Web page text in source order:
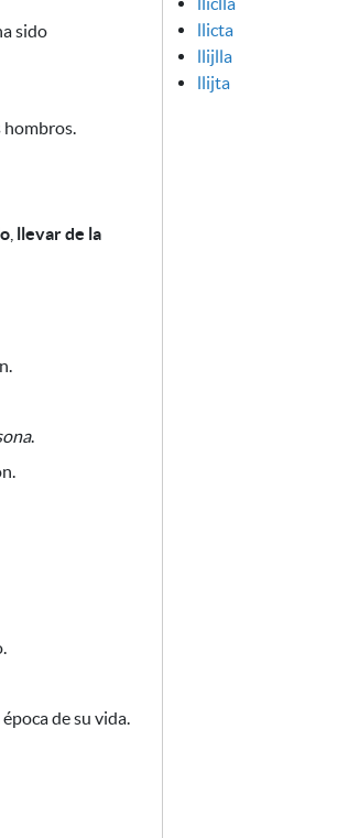
sido
hombros.
llevar de la
.
de su vida.
llicta
llijlla
llijta